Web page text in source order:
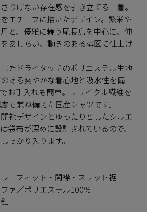
りげない存在感を引き立てる一着。
モチーフに描いたデザイン。繁栄や
と、優雅に舞う尾長鳥を中心に、伸
あしらい、動きのある構図に仕上げ
たドライタッチのポリエステル生地
ある爽やかな着心地と吸水性を備
お手入れも簡単。リサイクル繊維を
も兼ね備えた国産シャツです。
襟デザインとゆったりとしたシルエ
袋布が深めに設計されているので、
っかり入ります。
ーフィット・開襟・スリット裾
ァ／ポリエステル100％